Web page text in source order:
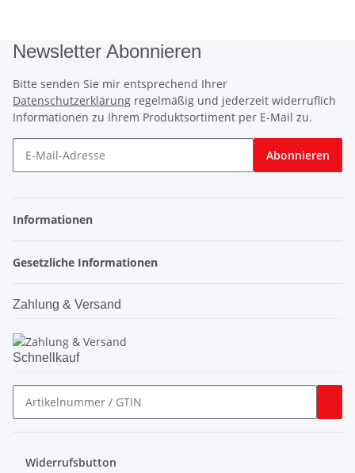
Newsletter Abonnieren
Bitte senden Sie mir entsprechend Ihrer
Datenschutzerklärung regelmäßig und jederzeit widerruflich
Informationen zu Ihrem Produktsortiment per E-Mail zu.
Abonnieren
Informationen
Gesetzliche Informationen
Zahlung & Versand
Schnellkauf
Widerrufsbutton